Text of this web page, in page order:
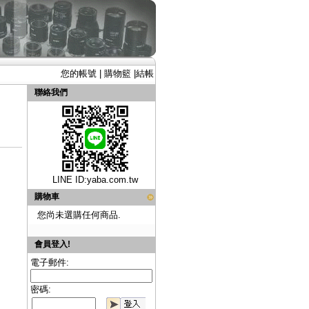
您的帳號 購物籃 結帳
聯絡我們
LINE ID:yaba.com.tw
購物車
您尚未選購任何商品.
會員登入!
電子郵件:
密碼: